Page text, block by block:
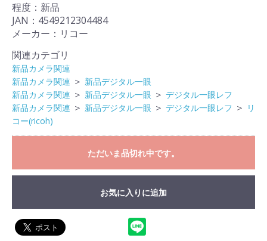
程度：新品
JAN：4549212304484
メーカー：リコー
関連カテゴリ
新品カメラ関連
新品カメラ関連 ＞ 新品デジタル一眼
新品カメラ関連 ＞ 新品デジタル一眼 ＞ デジタル一眼レフ
新品カメラ関連 ＞ 新品デジタル一眼 ＞ デジタル一眼レフ ＞ リ
コー(ricoh)
ただいま品切れ中です。
お気に入りに追加